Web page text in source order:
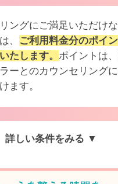
ングにご満足いただけ
、
ご利用料金分のポイ
たします。 ポイントは
ーとのカウンセリング
ます。
詳しい条件をみる ▼